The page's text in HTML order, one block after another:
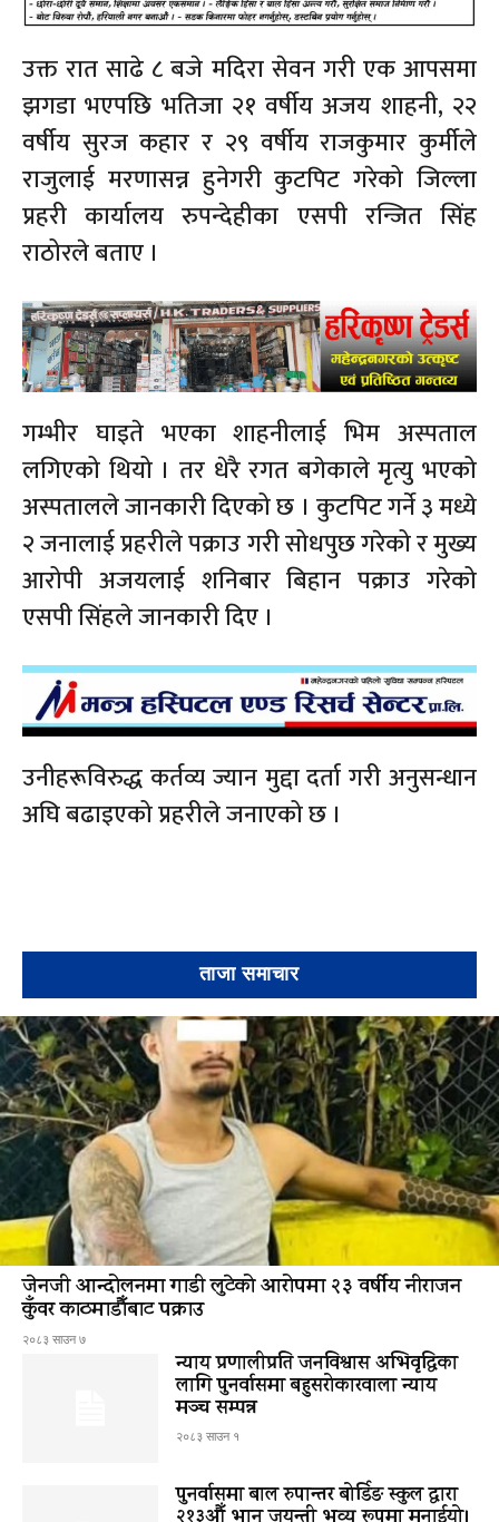
उक्त रात साढे ८ बजे मदिरा सेवन गरी एक आपसमा
झगडा भएपछि भतिजा २१ वर्षीय अजय शाहनी, २२
वर्षीय सुरज कहार र २९ वर्षीय राजकुमार कुर्मीले
राजुलाई मरणासन्न हुनेगरी कुटपिट गरेको जिल्ला
प्रहरी कार्यालय रुपन्देहीका एसपी रन्जित सिंह
राठोरले बताए ।
गम्भीर घाइते भएका शाहनीलाई भिम अस्पताल
लगिएको थियो । तर धेरै रगत बगेकाले मृत्यु भएको
अस्पतालले जानकारी दिएको छ । कुटपिट गर्ने ३ मध्ये
२ जनालाई प्रहरीले पक्राउ गरी सोधपुछ गरेको र मुख्य
आरोपी अजयलाई शनिबार बिहान पक्राउ गरेको
एसपी सिंहले जानकारी दिए ।
उनीहरूविरुद्ध कर्तव्य ज्यान मुद्दा दर्ता गरी अनुसन्धान
अघि बढाइएको प्रहरीले जनाएको छ ।
ताजा समाचार
जेनजी आन्दोलनमा गाडी लुटेको आरोपमा २३ वर्षीय नीराजन
कुँवर काठमाडौँबाट पक्राउ
२०८३ साउन ७
न्याय प्रणालीप्रति जनविश्वास अभिवृद्धिका
लागि पुनर्वासमा बहुसरोकारवाला न्याय
मञ्च सम्पन्न
२०८३ साउन १
पुनर्वासमा बाल रुपान्तर बोर्डिङ स्कुल द्धारा